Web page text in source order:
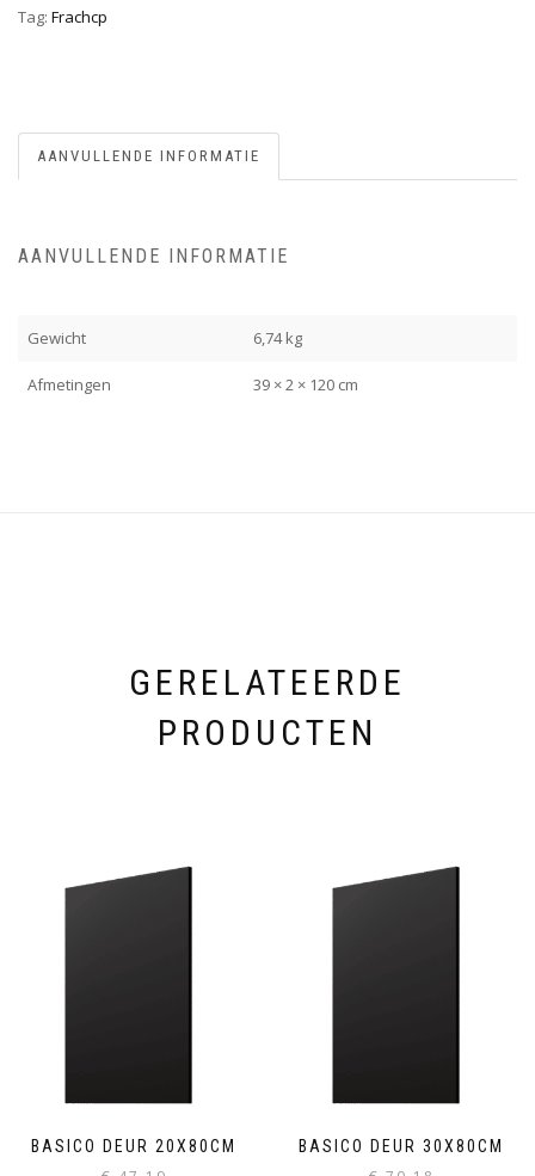
Tag: Frachcp
AANVULLENDE INFORMATIE
AANVULLENDE INFORMATIE
Gewicht 6,74 kg
Afmetingen 39 × 2 × 120 cm
GERELATEERDE
PRODUCTEN
BASICO DEUR 20X80CM BASICO DEUR 30X80CM